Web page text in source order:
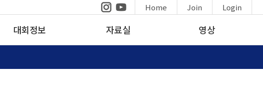
Home Join Login
대회정보 자료실 영상